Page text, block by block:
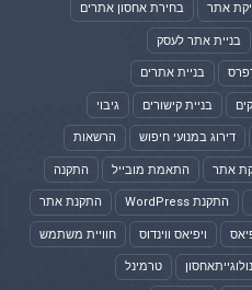
אתר בחירת אחסון אתרים
בניית אתר לעסק
בניית אתרים
בניית קישורים גיבוי
דירוג במנועי חיפוש הרשאות
אתר התאמת מובייל התקנה
התקנת WordPress התקנת אתר
ויפיאס ווינדוס חוויית משתמש
טרמינל